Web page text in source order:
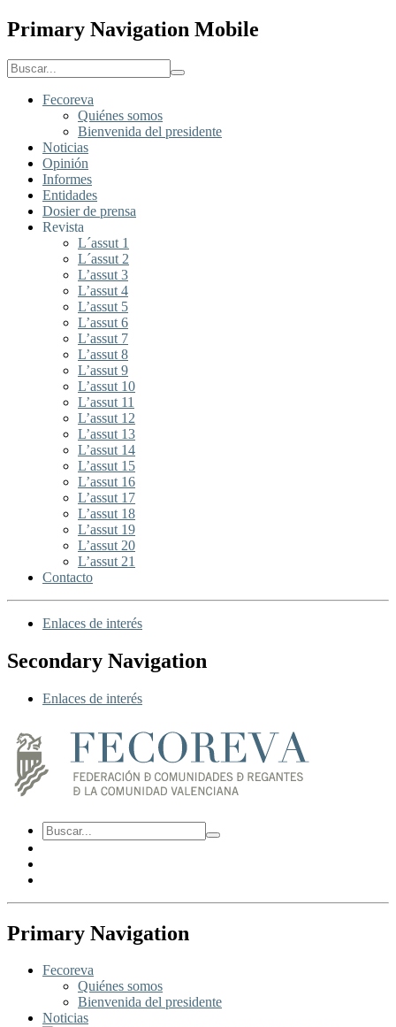
Primary Navigation Mobile
Fecoreva
Quiénes somos
Bienvenida del presidente
Noticias
Opinión
Informes
Entidades
Dosier de prensa
Revista
L´assut 1
L´assut 2
L’assut 3
L’assut 4
L’assut 5
L’assut 6
L’assut 7
L’assut 8
L’assut 9
L’assut 10
L’assut 11
L’assut 12
L’assut 13
L’assut 14
L’assut 15
L’assut 16
L’assut 17
L’assut 18
L’assut 19
L’assut 20
L’assut 21
Contacto
Enlaces de interés
Secondary Navigation
Enlaces de interés
Primary Navigation
Fecoreva
Quiénes somos
Bienvenida del presidente
Noticias